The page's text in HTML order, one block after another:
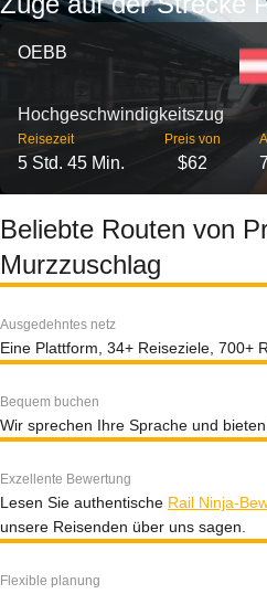
OEBB
Hochgeschwindigkeitszug
Reisezeit
5 Std. 45 Min.
Preis von
$62
Beliebte Routen von
Murzzuschlag
Ausgedehntes netz
Eine Plattform, 34+ Reiseziele, 700+
Bequem buchen
Wir sprechen Ihre Sprache und
Exzellente Bewertung
Lesen Sie authentische Rail Ninja-
unsere Reisenden über uns sagen.
Flexible planung